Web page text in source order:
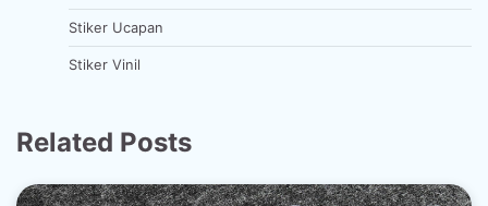
Stiker Ucapan
Stiker Vinil
Related Posts